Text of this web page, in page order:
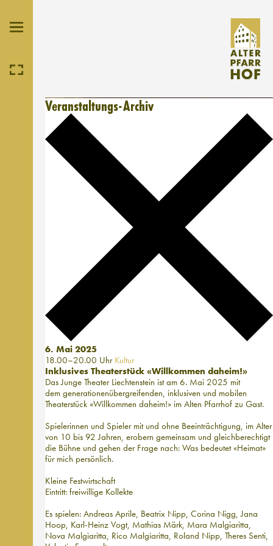
Veranstaltungs-Archiv
6. Mai 2025
18.00–20.00 Uhr Kultur
Inklusives Theaterstück «Willkommen daheim!»
Das Junge Theater Liechtenstein ist am 6. Mai 2025 mit
dem generationenübergreifenden, inklusiven und mobilen
Theaterstück «Willkommen daheim!» im Alten Pfarrhof zu Gast.
Spielerinnen und Spieler mit und ohne Beeinträchtigung, im Alter
von 10 bis 92 Jahren, erobern gemeinsam und gleichberechtigt
die Bühne und gehen der Frage nach: Was bedeutet «Heimat»
für mich persönlich.
Kleine Festwirtschaft
Eintritt: freiwillige Kollekte
Es spielen: Andreas Aprile, Beatrix Nipp, Corina Nigg, Jana
Hoop, Karl-Heinz Vogt, Mathias Märk, Mara Malgiaritta,
Nova Malgiaritta, Rico Malgiaritta, Roland Nipp, Theres Senti,